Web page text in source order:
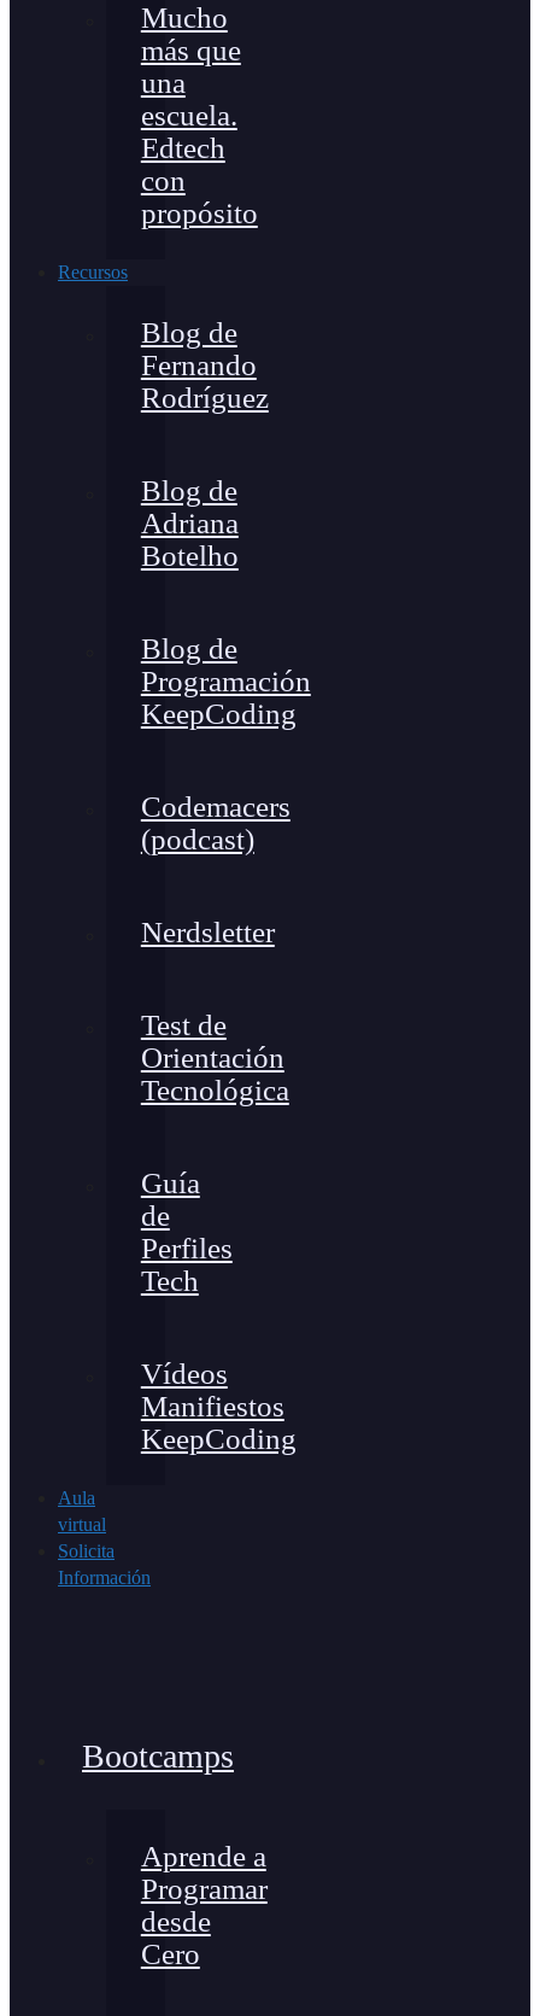
Mucho
más que
una
escuela.
Edtech
con
propósito
Recursos
Blog de
Fernando
Rodríguez
Blog de
Adriana
Botelho
Blog de
Programación
KeepCoding
Codemacers
(podcast)
Nerdsletter
Test de
Orientación
Tecnológica
Guía
de
Perfiles
Tech
Vídeos
Manifiestos
KeepCoding
Aula
virtual
Solicita
Información
Bootcamps
Aprende a
Programar
desde
Cero